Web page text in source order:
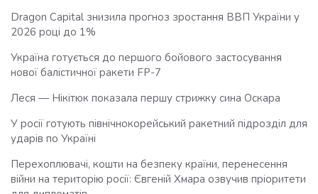
Dragon Capital знизила прогноз зростання ВВП України у
2026 році до 1%
Україна готується до першого бойового застосування
нової балістичної ракети FP-7
Леся — Нікітюк показала першу стрижку сина Оскара
У росії готують північнокорейський ракетний підрозділ для
ударів по Україні
Перехоплювачі, кошти на безпеку країни, перенесення
війни на територію росії: Євгеній Хмара озвучив пріоритети